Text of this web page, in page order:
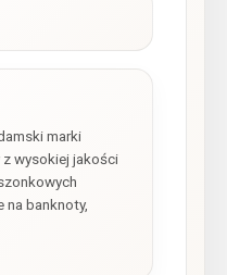
marki
z wysokiej jakości
na banknoty,